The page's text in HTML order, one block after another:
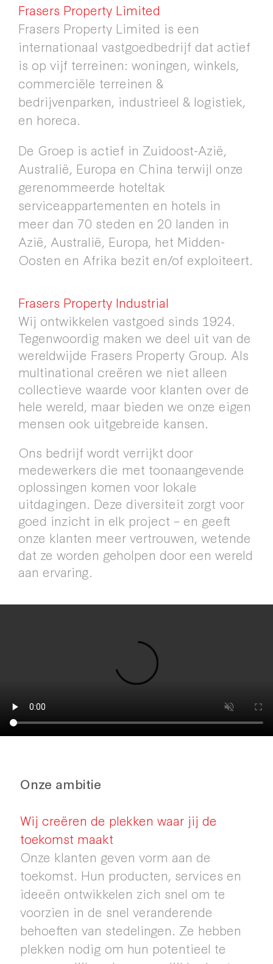
Frasers Property Limited
Frasers Property Limited is een
internationaal vastgoedbedrijf dat actief
is op vijf terreinen: woningen, winkels,
commerciële terreinen &
bedrijvenparken, industrieel & logistiek,
en horeca.
De Groep is actief in Zuidoost-Azië,
Australië, Europa en China terwijl onze
gerenommeerde hoteltak
serviceappartementen en hotels in
meer dan 70 steden en 20 landen in
Azië, Australië, Europa, het Midden-
Oosten en Afrika bezit en/of exploiteert.
Frasers Property Industrial
Wij ontwikkelen vastgoed sinds 1924.
Tegenwoordig maken we deel uit van de
wereldwijde Frasers Property Group. Als
multinational creëren we niet alleen
collectieve waarde voor klanten over de
hele wereld, maar bieden we onze eigen
mensen ook uitgebreide kansen.
Ons bedrijf wordt verrijkt door
medewerkers die met toonaangevende
oplossingen komen voor lokale
uitdagingen. Deze diversiteit zorgt voor
goed inzicht in elk project – en geeft
onze klanten meer vertrouwen, wetende
dat ze worden geholpen door een wereld
aan ervaring.
FIND A PLACE FOR THE
FUTURE
Onze ambitie
Wij creëren de plekken waar jij de
toekomst maakt
Onze klanten geven vorm aan de
toekomst. Hun producten, services en
ideeën ontwikkelen zich snel om te
voorzien in de snel veranderende
behoeften van stedelingen. Ze hebben
plekken nodig om hun potentieel te